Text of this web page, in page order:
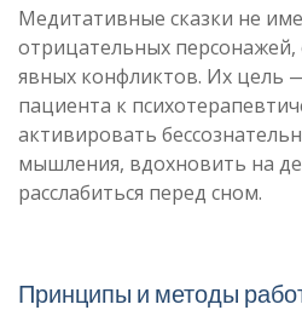
Медитативные сказки не
отрицательных
явных конфликтов. Их цель
пациента к
активировать
мышления, вдохновить на
расслабиться перед сном.
Принципы и методы